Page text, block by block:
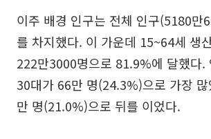
이주 배경 인구는 전체 인구(5180만
를 차지했다. 이 가운데 15~64세 생
222만3000명으로 81.9%에 달했다.
30대가 66만 명(24.3%)으로 가장
만 명(21.0%)으로 뒤를 이었다.